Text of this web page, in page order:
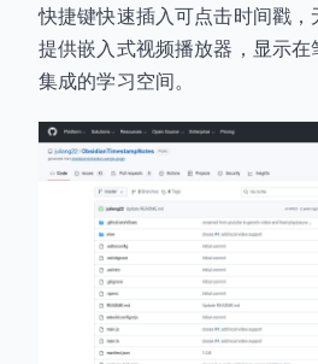
快捷键快速插入可点击时间戳
提供嵌入式视频播放器，显示
集成的学习空间。